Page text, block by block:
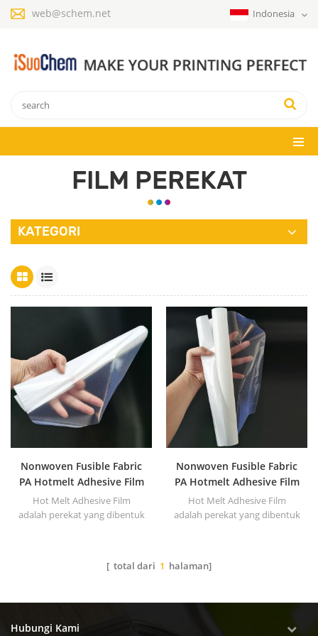
web@schem.net Indonesia
FILM PEREKAT
KATEGORI
Nonwoven Fusible Fabric
PA Hotmelt Adhesive Film
Hot Melt Adhesive Film
adalah perekat yang dibentuk
Nonwoven Fusible Fabric
PA Hotmelt Adhesive Film
Hot Melt Adhesive Film
adalah perekat yang dibentuk
[ total dari 1 halaman]
Hubungi Kami